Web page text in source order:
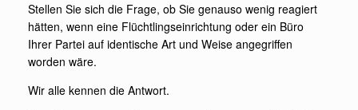
Stellen Sie sich die Frage, ob Sie genauso wenig reagiert
hätten, wenn eine Flüchtlingseinrichtung oder ein Büro
Ihrer Partei auf identische Art und Weise angegriffen
worden wäre.
Wir alle kennen die Antwort.